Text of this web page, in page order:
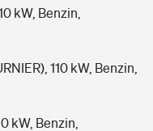
kW, Benzin,
110 kW, Benzin,
kW, Benzin,